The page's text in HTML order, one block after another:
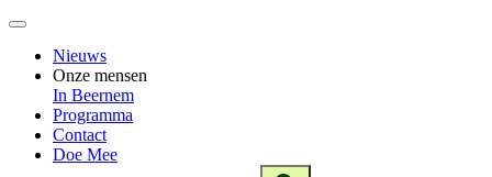
Nieuws
Onze mensen
In Beernem
Programma
Contact
Doe Mee